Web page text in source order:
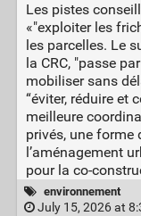
Les pistes
«"exploiter les
les parcelles. Le
la CRC, "passe
mobiliser sans
“éviter, réduire et
meilleure
privés, une forme
l’aménagement
pour la co-
environnement
July 15, 2026 at